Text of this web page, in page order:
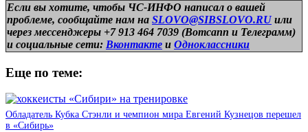
Если вы хотите, чтобы ЧС-ИНФО написал о вашей
проблеме, сообщайте нам на SLOVO@SIBSLOVO.RU или
через мессенджеры +7 913 464 7039 (Вотсапп и Телеграмм)
и социальные сети: Вконтакте и Одноклассники
Еще по теме:
Обладатель Кубка Стэнли и чемпион мира Евгений Кузнецов перешел
в «Сибирь»